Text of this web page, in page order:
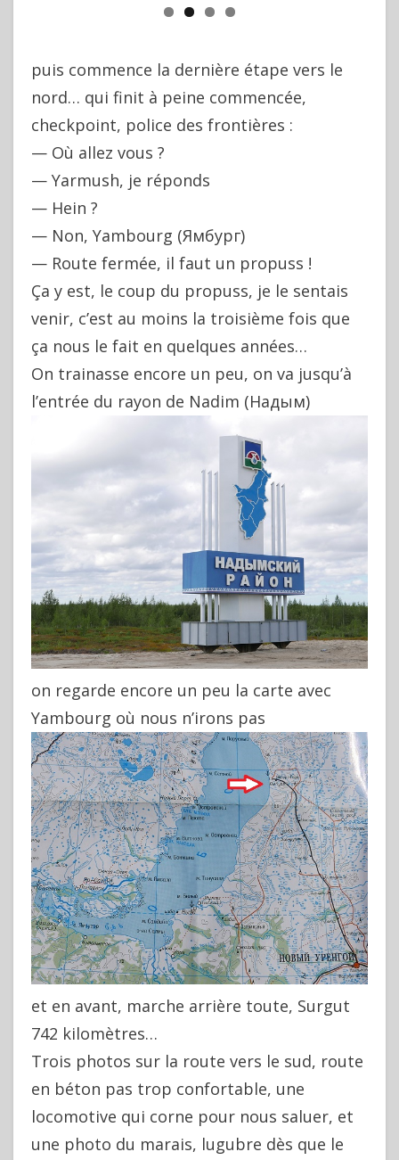
puis commence la dernière étape vers le
nord… qui finit à peine commencée,
checkpoint, police des frontières :
— Où allez vous ?
— Yarmush, je réponds
— Hein ?
— Non, Yambourg (Ямбург)
— Route fermée, il faut un propuss !
Ça y est, le coup du propuss, je le sentais
venir, c’est au moins la troisième fois que
ça nous le fait en quelques années…
On trainasse encore un peu, on va jusqu’à
l’entrée du rayon de Nadim (Надым)
on regarde encore un peu la carte avec
Yambourg où nous n’irons pas
et en avant, marche arrière toute, Surgut
742 kilomètres…
Trois photos sur la route vers le sud, route
en béton pas trop confortable, une
locomotive qui corne pour nous saluer, et
une photo du marais, lugubre dès que le